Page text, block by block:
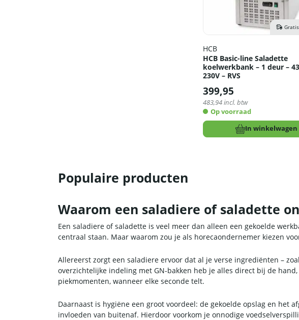
HCB
HCB Basic-line Saladette
koelwerkbank – 1 deur –
230V – RVS
399,95
483,94incl. btw
Op voorraad
In winkelwagen
Populaire producten
Waarom een saladiere of saladette
Een saladiere of saladette is veel meer dan alleen een gekoelde
centraal staan. Maar waarom zou je als horecaondernemer kiezen
Allereerst zorgt een saladiere ervoor dat al je verse ingrediënten –
overzichtelijke indeling met GN-bakken heb je alles direct bij de
piekmomenten, wanneer elke seconde telt.
Daarnaast is hygiëne een groot voordeel: de gekoelde opslag en
invloeden van buitenaf. Hierdoor voorkom je onnodige